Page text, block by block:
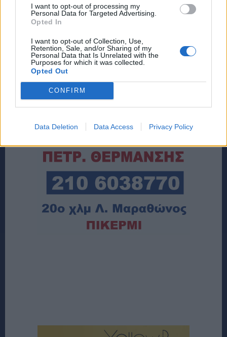
I want to opt-out of processing my
Personal Data for Targeted Advertising.
Opted In
I want to opt-out of Collection, Use,
Retention, Sale, and/or Sharing of my
Personal Data that Is Unrelated with the
Purposes for which it was collected.
Opted Out
CONFIRM
Data Deletion Data Access Privacy Policy